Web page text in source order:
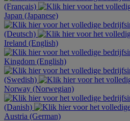
(Français)
Japan (Japanese)
(Deutsch)
Ireland (English)
Kingdom (English)
(Swedish)
Norway (Norwegian)
(Danish)
Austria (German)